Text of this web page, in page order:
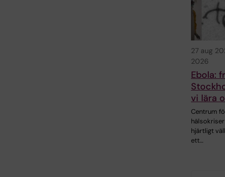
27 aug
2026
Ebola:
vi lära
Centrum
hjärtligt
ett…